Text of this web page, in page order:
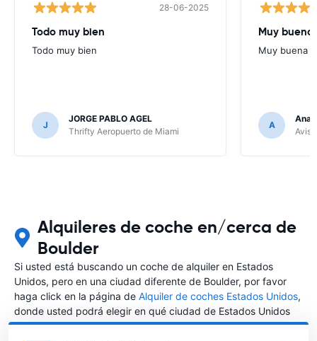
28-06-2025
Todo muy bien
Todo muy bien
J
JORGE PABLO AGEL
Thrifty Aeropuerto de Miami
Muy buena
Muy buena
A
Ana
Avis
Alquileres de coche en/cerca de
Boulder
Si usted está buscando un coche de alquiler en Estados
Unidos, pero en una ciudad diferente de Boulder, por favor
haga click en la página de Alquiler de coches Estados Unidos,
donde usted podrá elegir en qué ciudad de Estados Unidos
desea alquilar un coche.